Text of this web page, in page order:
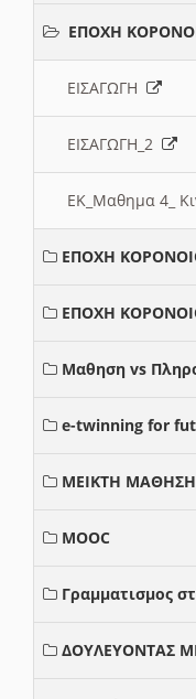
ΕΠΟΧΗ
ΕΙΣΑΓΩΓΗ
ΕΙΣΑΓΩΓΗ_2
ΕΚ_Μαθημα 4_
ΕΠΟΧΗ
ΕΠΟΧΗ
Μαθηση vs
e-twinning for
ΜΕΙΚΤΗ ΜΑΘΗΣΗ
MOOC
Γραμματισμος
ΔΟΥΛΕΥΟΝΤΑΣ